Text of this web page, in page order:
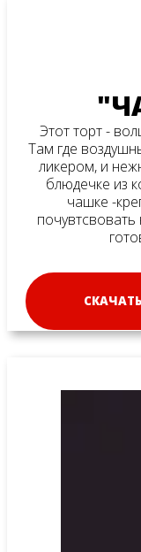
Этот торт -
Там где
ликером, и
блюдечке из
чашке -